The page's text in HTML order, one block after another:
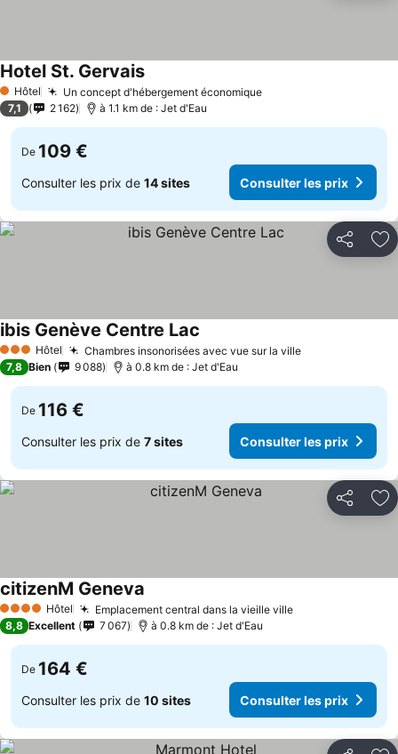
1 Étoiles
Hôtel Un concept d'hébergement économique
Hotel St. Gervais
7,1 2 162 à 1.1 km de : Jet d'Eau
De 109 €
Consulter les prix de 14 sites Consulter les prix
Partager
3 ÉtoilesHôtel Chambres insonorisées avec vue sur la ville
ibis Genève Centre Lac
7,8 Bien 9 088 à 0.8 km de : Jet d'Eau
De 116 €
Consulter les prix de 7 sites Consulter les prix
Partager
4 Étoiles Hôtel Emplacement central dans la vieille ville
citizenM Geneva
8,8 Excellent 7 067 à 0.8 km de : Jet d'Eau
De 164 €
Consulter les prix de 10 sites Consulter les prix